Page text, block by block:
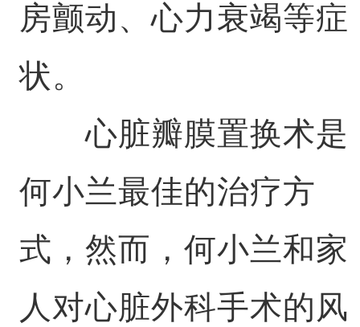
房颤动、心力衰竭等症
状。
心脏瓣膜置换术是
何小兰最佳的治疗方
式，然而，何小兰和家
人对心脏外科手术的风